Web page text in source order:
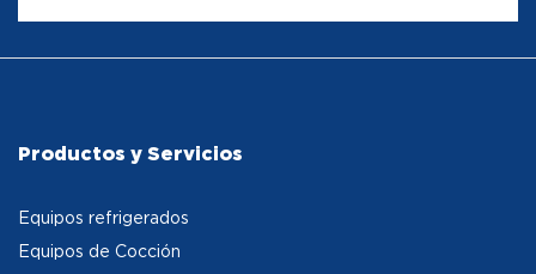
Productos y Servicios
Equipos refrigerados
Equipos de Cocción